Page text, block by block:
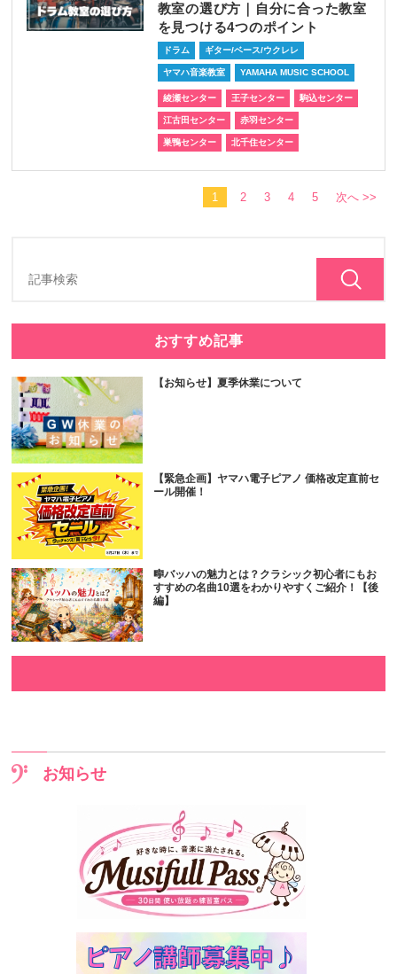
教室の選び方｜自分に合った教室
を見つける4つのポイント
ドラム ギター/ベース/ウクレレ
ヤマハ音楽教室 YAMAHA MUSIC SCHOOL
綾瀬センター 王子センター 駒込センター
江古田センター 赤羽センター
巣鴨センター 北千住センター
1 2 3 4 5 次へ >>
おすすめ記事
【お知らせ】夏季休業について
【緊急企画】ヤマハ電子ピアノ 価格改定直前セ
ール開催！
🎼バッハの魅力とは？クラシック初心者にもお
すすめの名曲10選をわかりやすくご紹介！【後
編】
お知らせ